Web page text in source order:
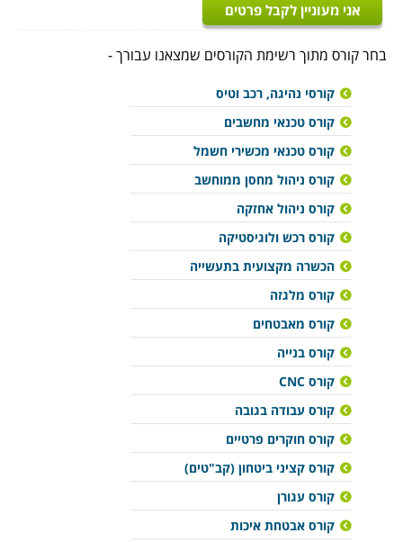
אני מעוניין לקבל פרטים
בחר קורס מתוך רשימת הקורסים שמצאנו עבורך -
קורסי נהיגה, רכב וטיס
קורס טכנאי מחשבים
קורס טכנאי מכשירי חשמל
קורס ניהול מחסן ממוחשב
קורס ניהול אחזקה
קורס רכש ולוגיסטיקה
הכשרה מקצועית בתעשייה
קורס מלגזה
קורס מאבטחים
קורס בנייה
קורס CNC
קורס עבודה בגובה
קורס חוקרים פרטיים
קורס קציני ביטחון (קב"טים)
קורס עגורן
קורס אבטחת איכות